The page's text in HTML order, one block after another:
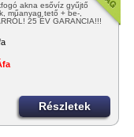
akna esővíz gyűjtő
műanyag tető + be-,
25 ÉV GARANCIA!!!
Részletek